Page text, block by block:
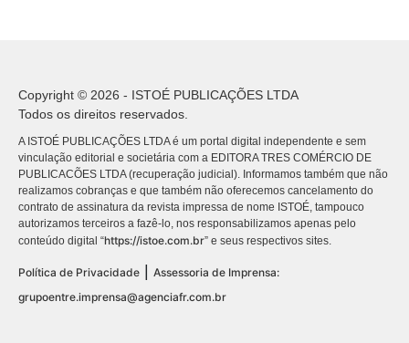
Copyright © 2026 - ISTOÉ PUBLICAÇÕES LTDA
Todos os direitos reservados.
A ISTOÉ PUBLICAÇÕES LTDA é um portal digital independente e sem
vinculação editorial e societária com a EDITORA TRES COMÉRCIO DE
PUBLICACÕES LTDA (recuperação judicial). Informamos também que não
realizamos cobranças e que também não oferecemos cancelamento do
contrato de assinatura da revista impressa de nome ISTOÉ, tampouco
autorizamos terceiros a fazê-lo, nos responsabilizamos apenas pelo
conteúdo digital “https://istoe.com.br” e seus respectivos sites.
Política de Privacidade | Assessoria de Imprensa:
grupoentre.imprensa@agenciafr.com.br